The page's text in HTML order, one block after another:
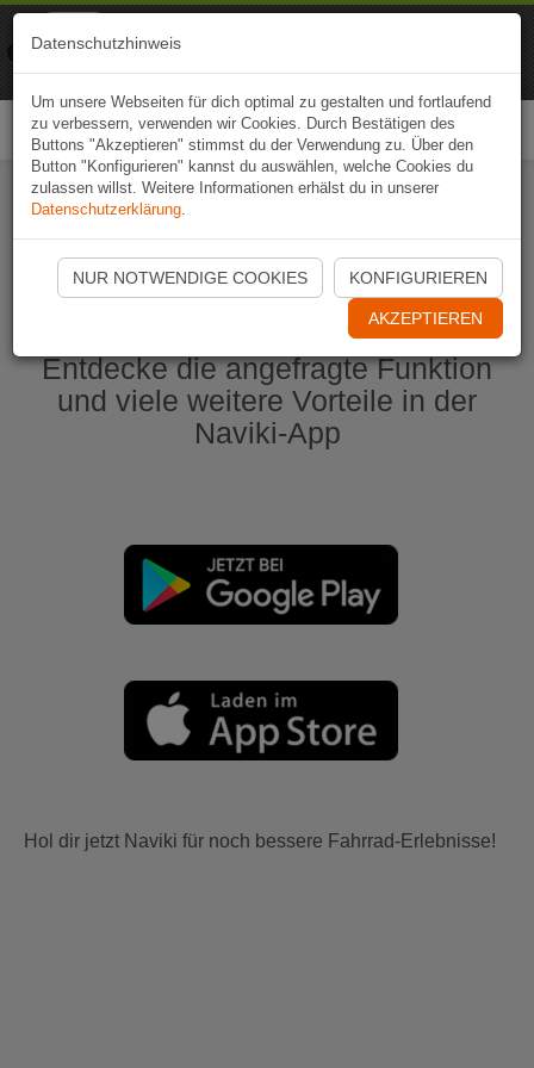
Naviki App jetzt öffnen
Entdecke die angefragte Funktion
und viele weitere Vorteile in der
Naviki-App
Hol dir jetzt Naviki für noch bessere Fahrrad-Erlebnisse!
Datenschutzhinweis
Um unsere Webseiten für dich optimal zu gestalten und fortlaufend
zu verbessern, verwenden wir Cookies. Durch Bestätigen des
Buttons "Akzeptieren" stimmst du der Verwendung zu. Über den
Button "Konfigurieren" kannst du auswählen, welche Cookies du
zulassen willst. Weitere Informationen erhälst du in unserer
Datenschutzerklärung.
NUR NOTWENDIGE COOKIES KONFIGURIEREN
AKZEPTIEREN
Naviki